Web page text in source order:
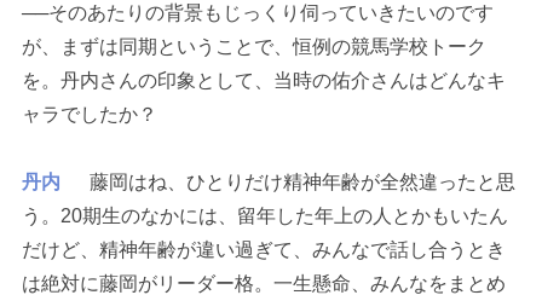
──そのあたりの背景もじっくり伺っていきたいのです
が、まずは同期ということで、恒例の競馬学校トーク
を。丹内さんの印象として、当時の佑介さんはどんなキ
ャラでしたか？
丹内
藤岡はね、ひとりだけ精神年齢が全然違ったと思
う。20期生のなかには、留年した年上の人とかもいたん
だけど、精神年齢が違い過ぎて、みんなで話し合うとき
は絶対に藤岡がリーダー格。一生懸命、みんなをまとめ